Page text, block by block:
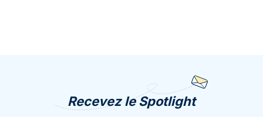
Recevez le Spotlight